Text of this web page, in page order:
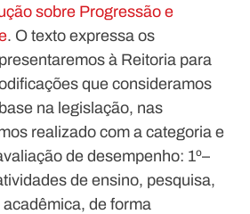
sobre Progressão e
. O texto expressa os
à Reitoria para
que consideramos
na legislação, nas
realizado com a categoria e
de desempenho: 1º–
de ensino, pesquisa,
de forma